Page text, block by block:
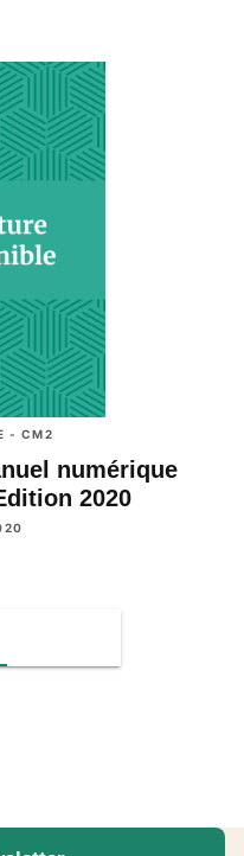
- CM2
numérique
2020